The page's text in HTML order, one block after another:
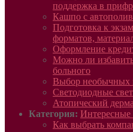
поддержка в
Кашпо с
Подготовка к
форматов,
Оформление
Можно ли избавить
больного
Выбор необычных
Светодиодные
Атопический
Категория: Интересные
Как выбрать